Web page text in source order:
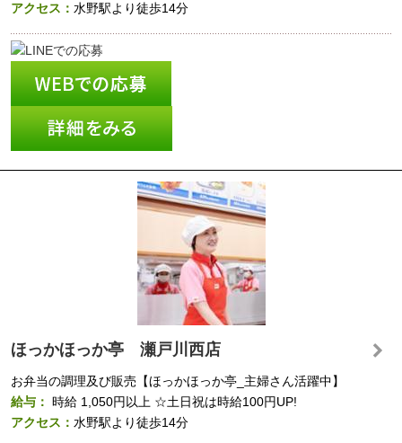
アクセス： 水野駅より徒歩14分
ほっかほっか亭 瀬戸川西店
お弁当の調理及び販売【ほっかほっか亭_主婦さん活躍中】
給与： 時給 1,050円以上 ☆土日祝は時給100円UP!
アクセス： 水野駅より徒歩14分